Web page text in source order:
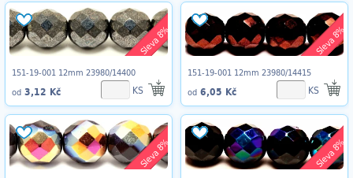
Sleva 8%
151-19-001 12mm 23980/14400
od 3,12 Kč KS
Sleva 8%
151-19-001 12mm 23980/14415
od 6,05 Kč KS
Sleva 8% Sleva 8%